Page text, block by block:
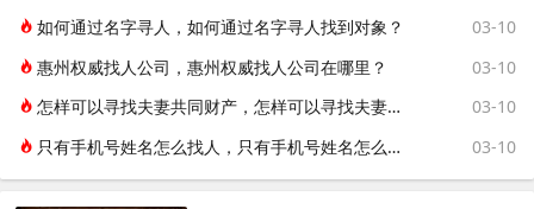
如何通过名字寻人，如何通过名字寻人找到对象？
03-10
惠州权威找人公司，惠州权威找人公司在哪里？
03-10
怎样可以寻找夫妻共同财产，怎样可以寻找夫妻共同财产呢？
03-10
只有手机号姓名怎么找人，只有手机号姓名怎么找人呢？
03-10